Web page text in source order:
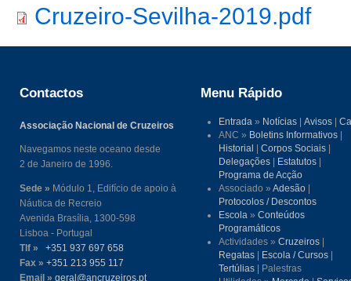
Cruzeiro-Sevilha-2019.pdf
Contactos
Associação Nacional de Cruzeiros
Navegamos neste oceano desde
2 de Janeiro de 1996.
Sede » Módulo 1, Edifício de apoio à
Náutica de Recreio
Avenida Brasília, 1300-598
Lisboa - Portugal
Tlf »
+351 937 697 658
Fax » +351 213 955 117
Email » geral@ancruzeiros.pt
Menu Rápido
Entrada » Notícias |Avisos |
ANC » Boletins Informativos
Historial
|Corpos Sociais
Delegações
Estatutos
Programa de Acção
Associado »Adesão
Protocolos / Descontos
Escola »Conteúdos
Programáticos
Actividades »Cruzeiros
Regatas
Escola / Cursos
Tertúlias | Palestras